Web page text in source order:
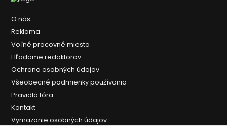
O nás
Reklama
Voľné pracovné miesta
Hľadáme redaktorov
Ochrana osobných údajov
Všeobecné podmienky používania
Pravidlá fóra
Kontakt
Vymazanie osobných údajov